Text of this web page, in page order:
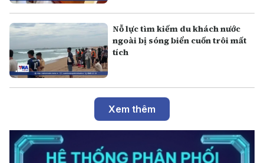
Nỗ lực tìm kiếm du khách nước
ngoài bị sóng biển cuốn trôi mất
tích
Xem thêm